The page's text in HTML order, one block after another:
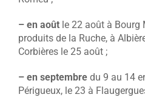
– en aoûtle 22 août à Bourg
produits de la Ruche, à
Corbières le 25 août ;
– en septembredu 9 au 14
Périgueux, le 23 à